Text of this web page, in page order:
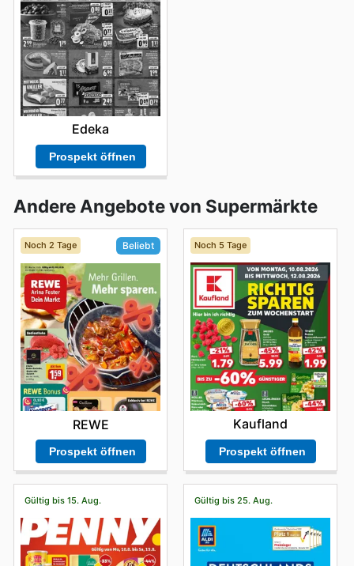
Edeka
Prospekt öffnen
Andere Angebote von Supermärkte
Noch 2 Tage Beliebt
REWE
Prospekt öffnen
Noch 5 Tage
Kaufland
Prospekt öffnen
Gültig bis 15. Aug. Gültig bis 25. Aug.